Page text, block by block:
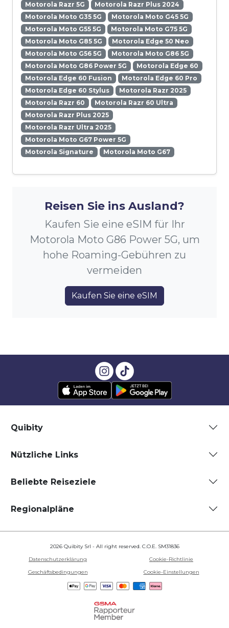
Motorola Razr 5G
Motorola Razr Plus 2024
Motorola Moto G35 5G
Motorola Moto G45 5G
Motorola Moto G55 5G
Motorola Moto G75 5G
Motorola Moto G85 5G
Motorola Edge 50 Neo
Motorola Moto G56 5G
Motorola Moto G86 5G
Motorola Moto G86 Power 5G
Motorola Edge 60
Motorola Edge 60 Fusion
Motorola Edge 60 Pro
Motorola Edge 60 Stylus
Motorola Razr 2025
Motorola Razr 60
Motorola Razr 60 Ultra
Motorola Razr Plus 2025
Motorola Razr Ultra 2025
Motorola Moto G67 Power 5G
Motorola Signature
Motorola Moto G67
Reisen Sie ins Ausland?
Kaufen Sie eine eSIM für Ihr
Motorola Moto G86 Power 5G, um
hohe Roaming-Gebühren zu
vermeiden
Kaufen Sie eine eSIM
Quibity
Nützliche Links
Beliebte Reiseziele
Regionalpläne
2026 Quibity Srl - All right reserved. C.O.E. SM31836
Datenschutzerklärung
Cookie-Richtlinie
Geschäftsbedingungen
Cookie-Einstellungen